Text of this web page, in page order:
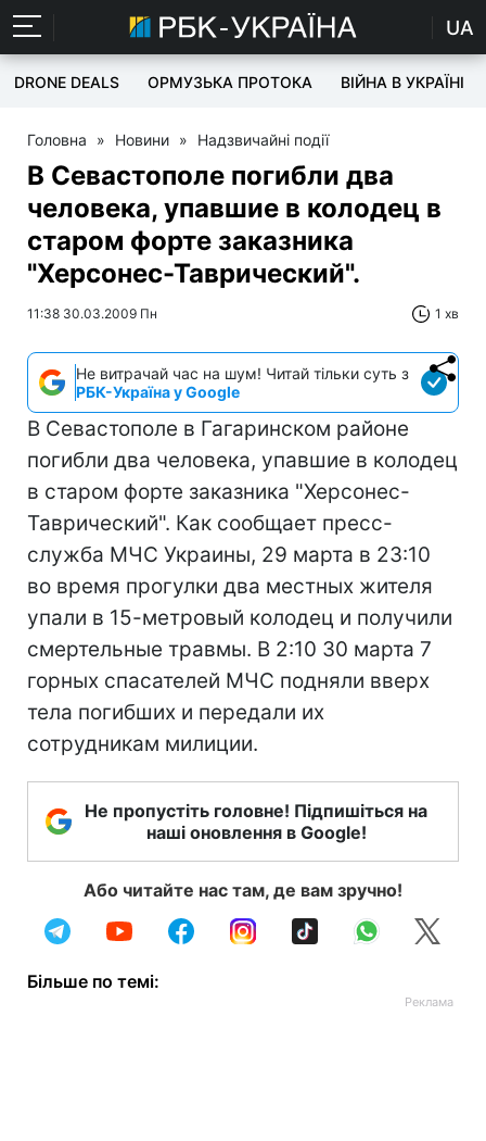
UA
DRONE DEALS ОРМУЗЬКА ПРОТОКА ВІЙНА В УКРАЇНІ
Головна » Новини » Надзвичайні події
В Севастополе погибли два
человека, упавшие в колодец в
старом форте заказника
"Херсонес-Таврический".
11:38 30.03.2009 Пн 1 хв
Не витрачай час на шум! Читай тільки суть з
РБК-Україна у Google
В Севастополе в Гагаринском районе
погибли два человека, упавшие в колодец
в старом форте заказника "Херсонес-
Таврический". Как сообщает пресс-
служба МЧС Украины, 29 марта в 23:10
во время прогулки два местных жителя
упали в 15-метровый колодец и получили
смертельные травмы. В 2:10 30 марта 7
горных спасателей МЧС подняли вверх
тела погибших и передали их
сотрудникам милиции.
Не пропустіть головне! Підпишіться на
наші оновлення в Google!
Або читайте нас там, де вам зручно!
Більше по темі: